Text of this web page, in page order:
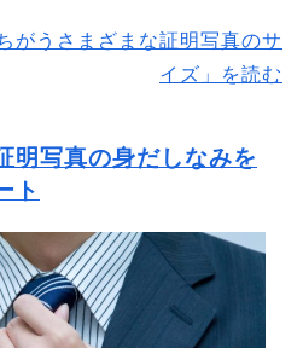
がうさまざまな証明写真のサ
イズ」を読む
明写真の身だしなみを
ト